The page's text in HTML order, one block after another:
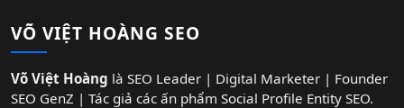
VÕ VIỆT HOÀNG SEO
Võ Việt Hoàng là SEO Leader | Digital Marketer | Founder
SEO GenZ | Tác giả các ấn phẩm Social Profile Entity SEO.